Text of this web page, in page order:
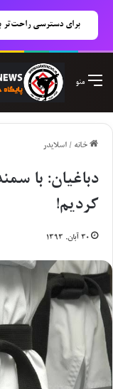
برای دسترسی راحت‌تر
منو
خانه / اسلایدر
دباغیان‌: با
کردیم!
۳۰ آبان, ۱۳۹۳